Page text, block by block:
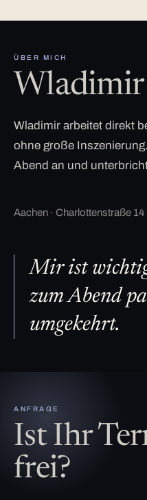
ÜBER MICH
Wladimir arbeitet direkt
ohne große
Abend an und
Aachen · Charlottenstraße 14
Mir ist
zum Abend
umgekehrt.
ANFRAGE
Ist Ihr
frei?